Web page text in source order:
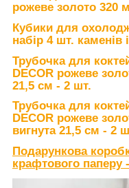
рожеве золото 320
Кубики для
набір 4 шт. каменів
Трубочка для
DECOR рожеве
21,5 см - 2 шт.
Трубочка для
DECOR рожеве
вигнута 21,5 см - 2
Подарункова
крафтового паперу